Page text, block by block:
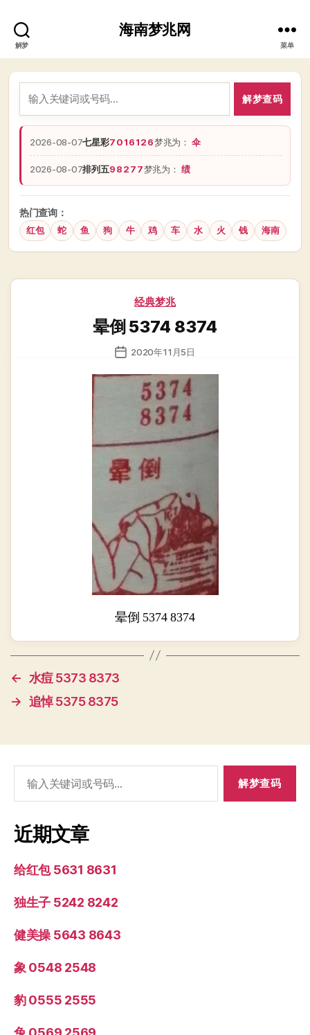
解梦
海南梦兆网
菜单
解梦查码
2026-08-07七星彩7016126梦兆为：伞
2026-08-07排列五98277梦兆为：绩
热门查询：
红包 蛇 鱼 狗 牛 鸡 车 水 火 钱 海南
分
经典梦兆
晕倒 5374 8374
发
日
2020年11月5日
晕倒 5374 8374
←
水痘 5373 8373
→ 追悼 5375 8375
索：
近期文章
给红包 5631 8631
独生子 5242 8242
健美操 5643 8643
象 0548 2548
豹 0555 2555